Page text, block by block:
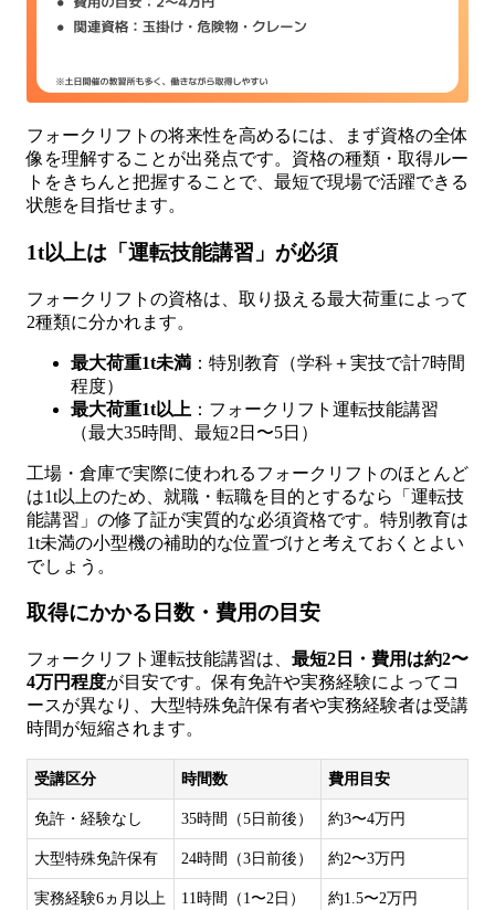
フォークリフトの将来性を高めるには、まず資格の全体
像を理解することが出発点です。資格の種類・取得ルー
トをきちんと把握することで、最短で現場で活躍できる
状態を目指せます。
1t以上は「運転技能講習」が必須
フォークリフトの資格は、取り扱える最大荷重によって
2種類に分かれます。
最大荷重1t未満 ：特別教育（学科＋実技で計7時間
程度）
最大荷重1t以上 ：フォークリフト運転技能講習
（最大35時間、最短2日〜5日）
工場・倉庫で実際に使われるフォークリフトのほとんど
は1t以上のため、就職・転職を目的とするなら「運転技
能講習」の修了証が実質的な必須資格です。特別教育は
1t未満の小型機の補助的な位置づけと考えておくとよい
でしょう。
取得にかかる日数・費用の目安
フォークリフト運転技能講習は、 最短2日・費用は約2〜
4万円程度が目安です。保有免許や実務経験によってコ
ースが異なり、大型特殊免許保有者や実務経験者は受講
時間が短縮されます。
受講区分 時間数 費用目安
免許・経験なし 35時間（5日前後） 約3〜4万円
大型特殊免許保有 24時間（3日前後） 約2〜3万円
実務経験6ヵ月以上 11時間（1〜2日） 約1.5〜2万円